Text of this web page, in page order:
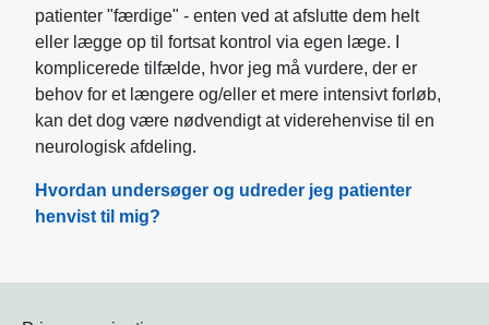
patienter "færdige" - enten ved at afslutte dem helt
eller lægge op til fortsat kontrol via egen læge. I
komplicerede tilfælde, hvor jeg må vurdere, der er
behov for et længere og/eller et mere intensivt forløb,
kan det dog være nødvendigt at viderehenvise til en
neurologisk afdeling.
Hvordan undersøger og udreder jeg patienter
henvist til mig?